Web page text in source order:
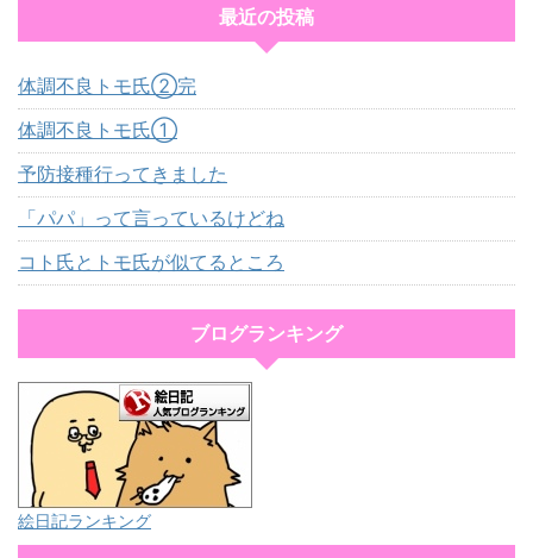
最近の投稿
体調不良トモ氏②完
体調不良トモ氏①
予防接種行ってきました
「パパ」って言っているけどね
コト氏とトモ氏が似てるところ
ブログランキング
絵日記ランキング